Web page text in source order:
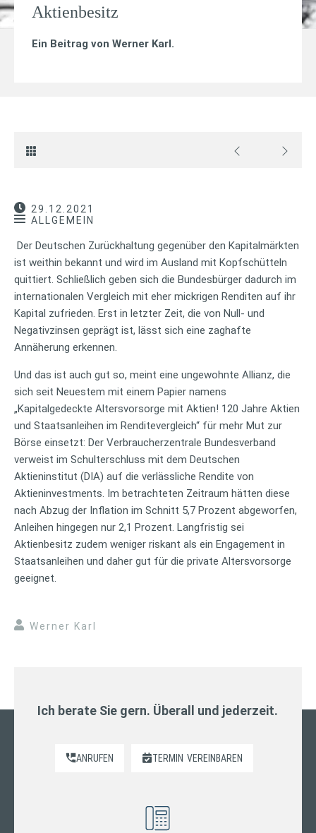
Aktienbesitz
Ein Beitrag von Werner Karl.
29.12.2021
ALLGEMEIN
Der Deutschen Zurückhaltung gegenüber den Kapitalmärkten
ist weithin bekannt und wird im Ausland mit Kopfschütteln
quittiert. Schließlich geben sich die Bundesbürger dadurch im
internationalen Vergleich mit eher mickrigen Renditen auf ihr
Kapital zufrieden. Erst in letzter Zeit, die von Null- und
Negativzinsen geprägt ist, lässt sich eine zaghafte
Annäherung erkennen.
Und das ist auch gut so, meint eine ungewohnte Allianz, die
sich seit Neuestem mit einem Papier namens
„Kapitalgedeckte Altersvorsorge mit Aktien! 120 Jahre Aktien
und Staatsanleihen im Renditevergleich“ für mehr Mut zur
Börse einsetzt: Der Verbraucherzentrale Bundesverband
verweist im Schulterschluss mit dem Deutschen
Aktieninstitut (DIA) auf die verlässliche Rendite von
Aktieninvestments. Im betrachteten Zeitraum hätten diese
nach Abzug der Inflation im Schnitt 5,7 Prozent abgeworfen,
Anleihen hingegen nur 2,1 Prozent. Langfristig sei
Aktienbesitz zudem weniger riskant als ein Engagement in
Staatsanleihen und daher gut für die private Altersvorsorge
geeignet.
Werner Karl
Ich berate Sie gern. Überall und jederzeit.
ANRUFEN TERMIN VEREINBAREN